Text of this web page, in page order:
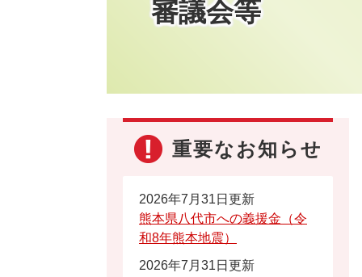
審議会等
重要なお知らせ
2026年7月31日更新
熊本県八代市への義援金（令
和8年熊本地震）
2026年7月31日更新